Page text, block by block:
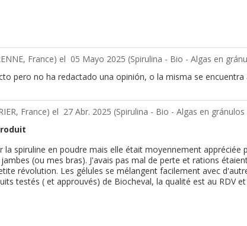
France) el 05 Mayo 2025 (Spirulina - Bio - Algas en
pero no ha redactado una opinión, o la misma se
France) el 27 Abr. 2025 (Spirulina - Bio - Algas en gránulos
la spiruline en poudre mais elle était moyennement
(ou mes bras). J'avais pas mal de perte et rations
révolution. Les gélules se mélangent facilement avec
testés ( et approuvés) de Biocheval, la qualité est au RDV